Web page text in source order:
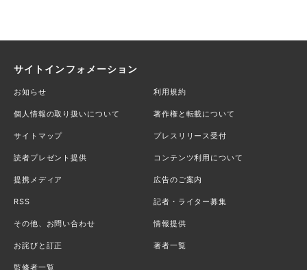
サイトインフォメーション
お知らせ 利用規約
個人情報の取り扱いについて 著作権と転載について
サイトマップ プレスリリース受付
読者プレゼント提供 コンテンツ利用について
提携メディア 広告のご案内
RSS 記者・ライター募集
その他、お問い合わせ 情報提供
お詫びと訂正 著者一覧
監修者一覧